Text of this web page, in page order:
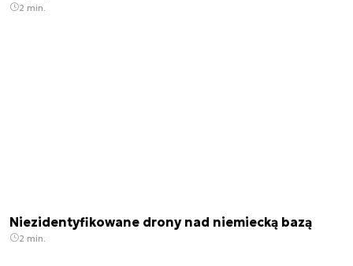
2 min.
Niezidentyfikowane drony nad niemiecką bazą
2 min.